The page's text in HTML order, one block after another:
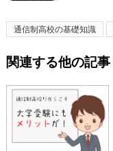
通信制高校の基礎知識
関連する他の記事